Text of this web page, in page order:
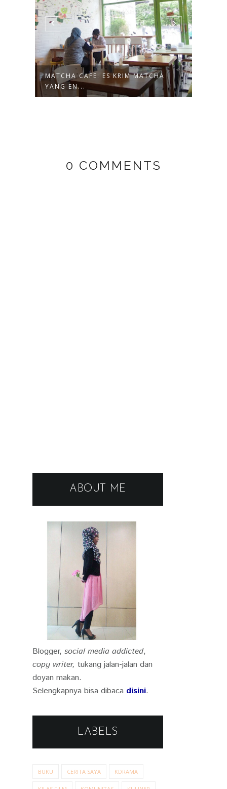
MATCHA CAFE: ES KRIM MATCHA
YANG EN...
0 COMMENTS
ABOUT ME
Blogger, social media addicted,
copy writer, tukang jalan-jalan dan
doyan makan.
Selengkapnya bisa dibaca disini.
LABELS
BUKU CERITA SAYA KDRAMA